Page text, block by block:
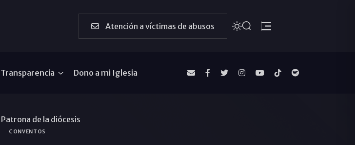
Atención a víctimas de abusos
Transparencia Dono a mi Iglesia
Patrona de la diócesis
CONVENTOS